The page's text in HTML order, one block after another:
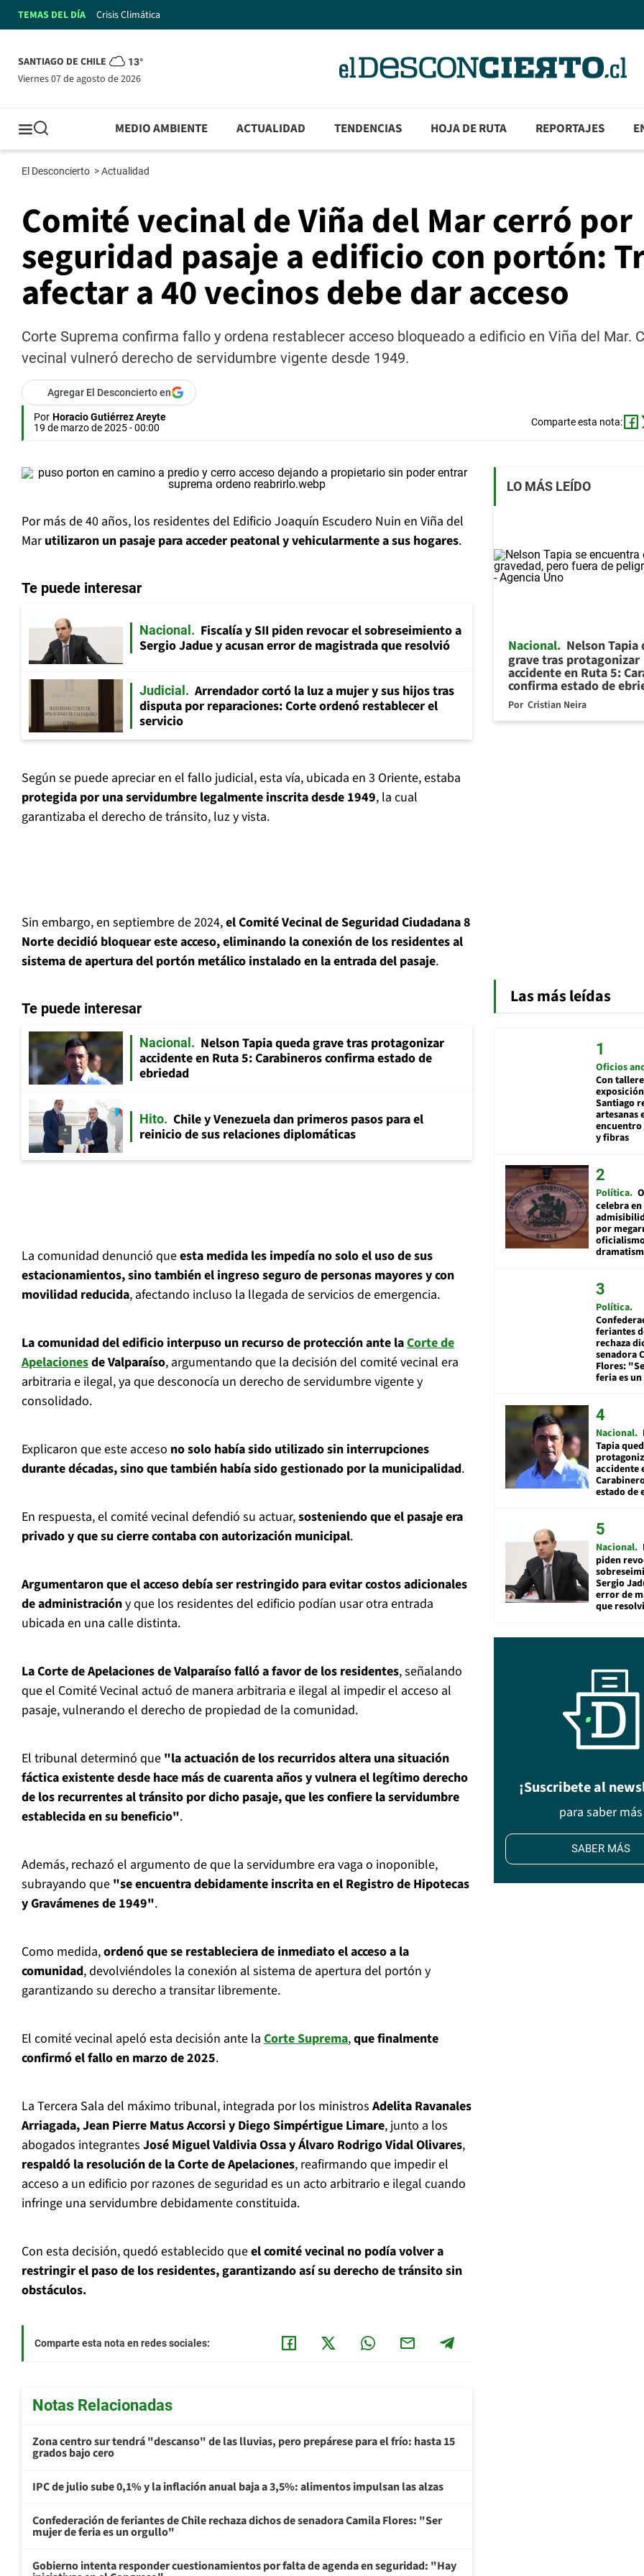
TEMAS DEL DÍA Crisis Climática
SANTIAGO DE CHILE 13°
viernes 07 de agosto de 2026
MEDIO AMBIENTE ACTUALIDAD TENDENCIAS HOJA DE RUTA REPORTAJES
El Desconcierto >Actualidad
Comité vecinal de Viña del Mar cerró por
seguridad pasaje a edificio con portón:
afectar a 40 vecinos debe dar acceso
Corte Suprema confirma fallo y ordena restablecer acceso bloqueado a edificio en Viña del Mar.
vecinal vulneró derecho de servidumbre vigente desde 1949.
Agregar El Desconcierto en
Por Horacio Gutiérrez Areyte
19 de marzo de 2025 - 00:00
Comparte esta nota:
Por más de 40 años, los residentes del Edificio Joaquín Escudero Nuin en Viña del
Marutilizaron un pasaje para acceder peatonal y vehicularmente a sus hogares.
Te puede interesar
Nacional
Fiscalía y SII piden revocar el sobreseimiento a
Sergio Jadue y acusan error de magistrada que resolvió
Judicial
Arrendador cortó la luz a mujer y sus hijos tras
disputa por reparaciones: Corte ordenó restablecer el
servicio
Según se puede apreciar en el fallo judicial, esta vía, ubicada en 3 Oriente, estaba
protegida por una servidumbre legalmente inscrita desde 1949, la cual
garantizaba el derecho de tránsito, luz y vista.
Sin embargo, en septiembre de 2024,el Comité Vecinal de Seguridad Ciudadana 8
Norte decidió bloquear este acceso, eliminando la conexión de los residentes al
sistema de apertura del portón metálico instalado en la entrada del pasaje.
Te puede interesar
Nacional
Nelson Tapia queda grave tras protagonizar
accidente en Ruta 5: Carabineros confirma estado de
ebriedad
Hito
Chile y Venezuela dan primeros pasos para el
reinicio de sus relaciones diplomáticas
La comunidad denunció queesta medida les impedía no solo el uso de sus
estacionamientos, sino también el ingreso seguro de personas mayores y con
movilidad reducida, afectando incluso la llegada de servicios de emergencia.
La comunidad del edificio interpuso un recurso de protección ante laCorte de
Apelacionesde Valparaíso, argumentando que la decisión del comité vecinal era
arbitraria e ilegal, ya que desconocía un derecho de servidumbre vigente y
consolidado.
Explicaron que este acceso no solo había sido utilizado sin interrupciones
durante décadas, sino que también había sido gestionado por la municipalidad.
En respuesta, el comité vecinal defendió su actuar,sosteniendo que el pasaje era
privado y que su cierre contaba con autorización municipal.
Argumentaron que el acceso debía ser restringido para evitar costos adicionales
de administracióny que los residentes del edificio podían usar otra entrada
ubicada en una calle distinta.
La Corte de Apelaciones de Valparaíso falló a favor de los residentes, señalando
que el Comité Vecinal actuó de manera arbitraria e ilegal al impedir el acceso al
pasaje, vulnerando el derecho de propiedad de la comunidad.
El tribunal determinó que "la actuación de los recurridos altera una situación
fáctica existente desde hace más de cuarenta años y vulnera el legítimo derecho
de los recurrentes al tránsito por dicho pasaje, que les confiere la servidumbre
establecida en su beneficio".
Además, rechazó el argumento de que la servidumbre era vaga o inoponible,
subrayando que "se encuentra debidamente inscrita en el Registro de Hipotecas
y Gravámenes de 1949".
Como medida,ordenó que se restableciera de inmediato el acceso a la
comunidad, devolviéndoles la conexión al sistema de apertura del portón y
garantizando su derecho a transitar libremente.
El comité vecinal apeló esta decisión ante la Corte Suprema,que finalmente
confirmó el fallo en marzo de 2025.
La Tercera Sala del máximo tribunal, integrada por los ministros Adelita Ravanales
Arriagada, Jean Pierre Matus Accorsi y Diego Simpértigue Limare, junto a los
abogados integrantes José Miguel Valdivia Ossa y Álvaro Rodrigo Vidal Olivares,
respaldó la resolución de la Corte de Apelaciones, reafirmando que impedir el
acceso a un edificio por razones de seguridad es un acto arbitrario e ilegal cuando
infringe una servidumbre debidamente constituida.
Con esta decisión, quedó establecido queel comité vecinal no podía volver a
restringir el paso de los residentes, garantizando así su derecho de tránsito sin
obstáculos.
Comparte esta nota en redes sociales:
Notas Relacionadas
Zona centro sur tendrá "descanso" de las lluvias, pero prepárese para el frío: hasta 15
grados bajo cero
IPC de julio sube 0,1% y la inflación anual baja a 3,5%: alimentos impulsan las alzas
Confederación de feriantes de Chile rechaza dichos de senadora Camila Flores: "Ser
mujer de feria es un orgullo"
Gobierno intenta responder cuestionamientos por falta de agenda en seguridad: "Hay
LO MÁS LEÍDO
Nacional Nelson Tapia
grave tras protagonizar
accidente en Ruta 5:
confirma estado de
Por Cristian Neira
Las más leídas
Oficios
Con
Santiago
artesanas
encuentro
y fibras
Política
celebra
por
Política
feriantes
rechaza
senadora
Flores:
feria es
Nacional
Tapia
accidente
estado de
Nacional
piden
Sergio
error de
que
¡Suscribete al
para saber más
SABER MÁS